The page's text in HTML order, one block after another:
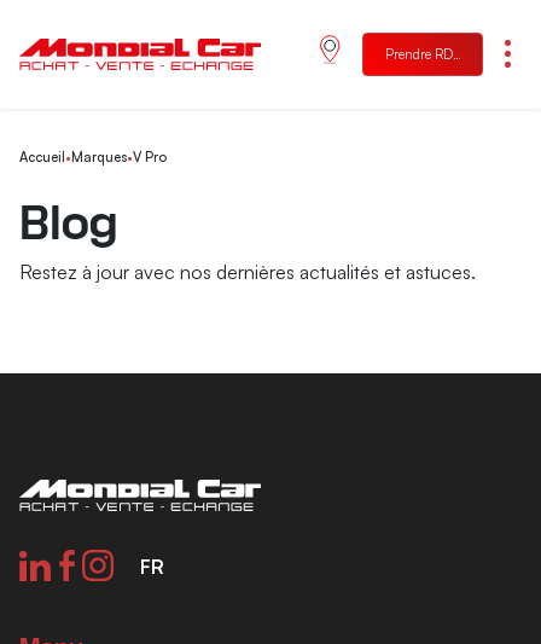
Prendre RDV
Menu
Accueil • Marques•V Pro
Blog
Restez à jour avec nos dernières actualités et astuces.
FR